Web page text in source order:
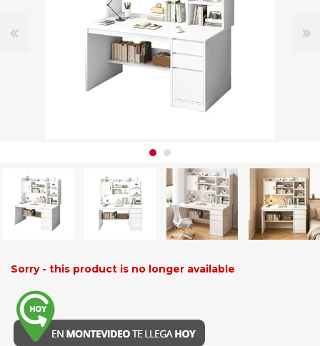
Sorry - this product is no longer available